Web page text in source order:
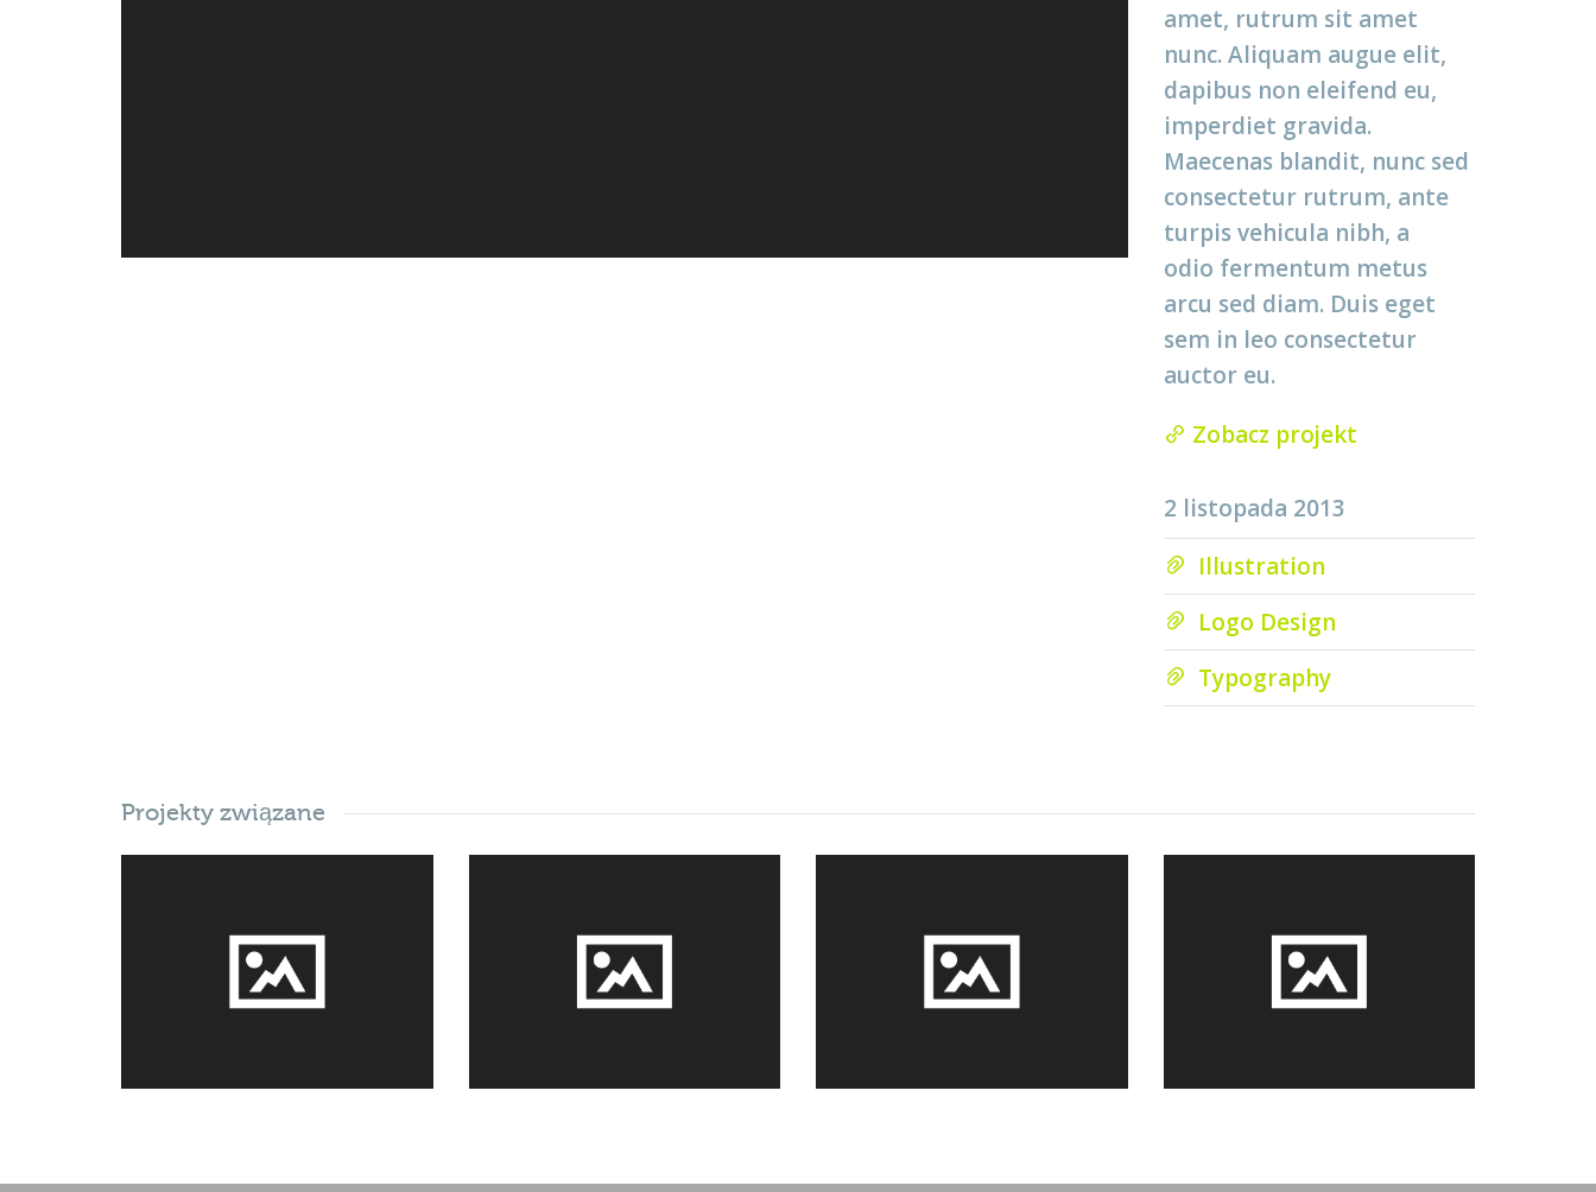
amet, rutrum sit amet
nunc. Aliquam augue elit,
dapibus non eleifend eu,
imperdiet gravida.
Maecenas blandit, nunc sed
consectetur rutrum, ante
turpis vehicula nibh, a
odio fermentum metus
arcu sed diam. Duis eget
sem in leo consectetur
auctor eu.
Zobacz projekt
2 listopada 2013
Illustration
Logo Design
Typography
Projekty związane